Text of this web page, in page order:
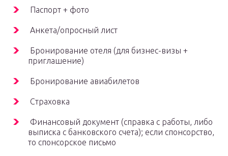
Паспорт + фото
Анкета/опросный лист
Бронирование отеля (для бизнес-визы +
приглашение)
Бронирование авиабилетов
Страховка
Финансовый документ (справка с работы, либо
выписка с банковского счета); если спонсорство,
то спонсорское письмо